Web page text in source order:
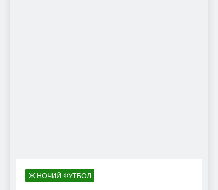
ЖІНОЧИЙ ФУТБОЛ